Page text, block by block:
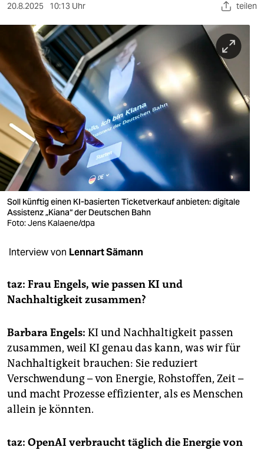
sport
berlin
nord
wahrheit
verlag
verlag
veranstaltungen
shop
fragen & hilfe
genossenschaft
20.8.2025 10:13 Uhr teilen
Soll künftig einen KI-basierten Ticketverkauf anbieten: digitale
Assistenz „Kiana“ der Deutschen Bahn
Foto: Jens Kalaene/dpa
Interview von Lennart Sämann
taz: Frau Engels, wie passen KI und
Nachhaltigkeit zusammen?
Barbara Engels: KI und Nachhaltigkeit passen
zusammen, weil KI genau das kann, was wir für
Nachhaltigkeit brauchen: Sie reduziert
Verschwendung – von Energie, Rohstoffen, Zeit –
und macht Prozesse effizienter, als es Menschen
allein je könnten.
taz: OpenAI verbraucht täglich die Energie von